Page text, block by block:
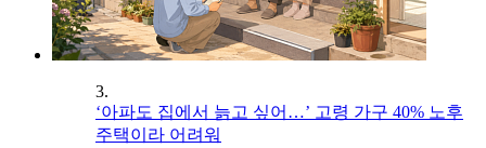
3.
‘아파도 집에서 늙고 싶어…’ 고령 가구 40% 노후
주택이라 어려워